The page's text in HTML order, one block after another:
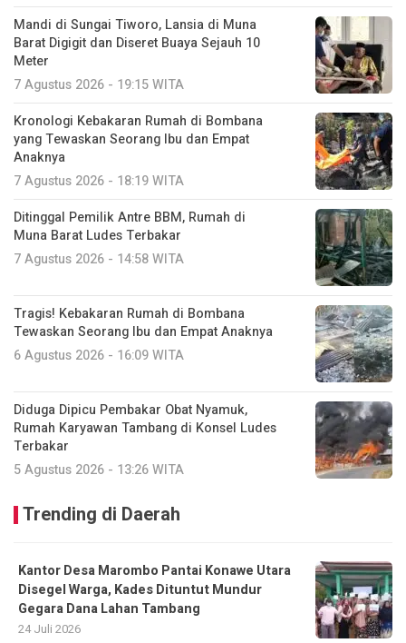
Mandi di Sungai Tiworo, Lansia di Muna
Barat Digigit dan Diseret Buaya Sejauh 10
Meter
7 Agustus 2026 - 19:15 WITA
Kronologi Kebakaran Rumah di Bombana
yang Tewaskan Seorang Ibu dan Empat
Anaknya
7 Agustus 2026 - 18:19 WITA
Ditinggal Pemilik Antre BBM, Rumah di
Muna Barat Ludes Terbakar
7 Agustus 2026 - 14:58 WITA
Tragis! Kebakaran Rumah di Bombana
Tewaskan Seorang Ibu dan Empat Anaknya
6 Agustus 2026 - 16:09 WITA
Diduga Dipicu Pembakar Obat Nyamuk,
Rumah Karyawan Tambang di Konsel Ludes
Terbakar
5 Agustus 2026 - 13:26 WITA
Trending di Daerah
Kantor Desa Marombo Pantai Konawe Utara
Disegel Warga, Kades Dituntut Mundur
Gegara Dana Lahan Tambang
24 Juli 2026